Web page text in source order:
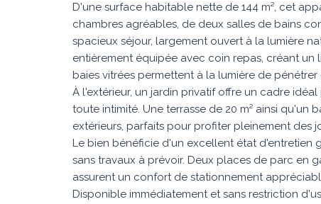
D'une surface habitable nette de 144 m², cet
chambres agréables, de deux salles de bains
spacieux séjour, largement ouvert à la lumière
entièrement équipée avec coin repas, créant un
baies vitrées permettent à la lumière de
À l'extérieur, un jardin privatif offre un cadre
toute intimité. Une terrasse de 20 m² ainsi qu'un
extérieurs, parfaits pour profiter pleinement des
Le bien bénéficie d'un excellent état d'entretien
sans travaux à prévoir. Deux places de parc en
assurent un confort de stationnement
Disponible immédiatement et sans restriction